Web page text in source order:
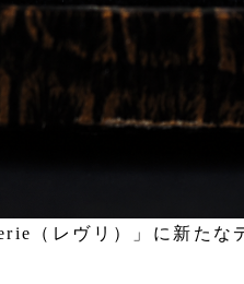
（レヴリ）」に新たな